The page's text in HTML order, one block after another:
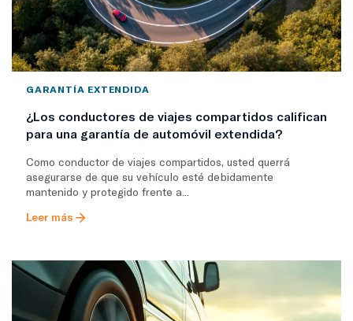
GARANTÍA EXTENDIDA
¿Los conductores de viajes compartidos califican
para una garantía de automóvil extendida?
Como conductor de viajes compartidos, usted querrá
asegurarse de que su vehículo esté debidamente
mantenido y protegido frente a...
Leer más